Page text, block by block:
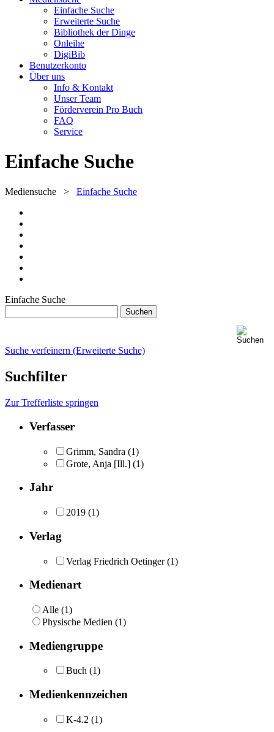
Einfache Suche
Erweiterte Suche
Bibliothek der Dinge
Onleihe
DigiBib
Benutzerkonto
Über uns
Info & Kontakt
Unser Team
Förderverein Pro Buch
FAQ
Service
Einfache Suche
Mediensuche > Einfache Suche
Einfache Suche
Suche verfeinern (Erweiterte Suche)
Suchfilter
Zur Trefferliste springen
Verfasser
Grimm, Sandra (1)
Grote, Anja [Ill.] (1)
Jahr
2019 (1)
Verlag
Verlag Friedrich Oetinger (1)
Medienart
Alle (1)
Physische Medien (1)
Mediengruppe
Buch (1)
Medienkennzeichen
K-4.2 (1)